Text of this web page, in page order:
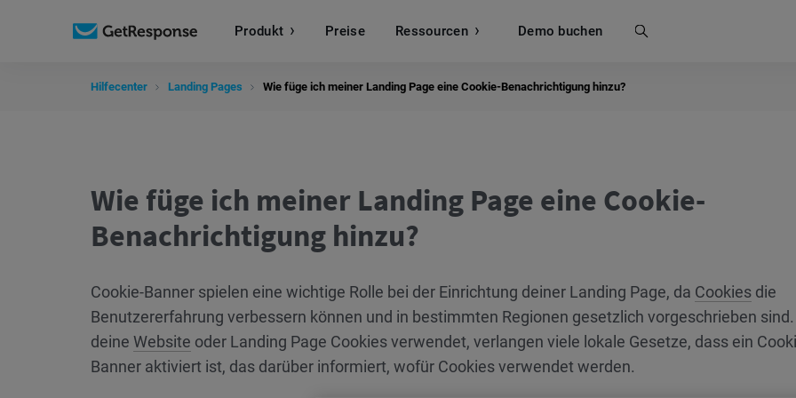
Produkt Preise Ressourcen Demo buchen
Suche
Hilfecenter Landing Pages Wie füge ich meiner Landing Page eine Cookie-Benachrichtigung hinzu?
Wie füge ich meiner Landing Page eine Cookie-
Benachrichtigung hinzu?
Cookie-Banner spielen eine wichtige Rolle bei der Einrichtung deiner Landing Page, da Cookies die
Benutzererfahrung verbessern können und in bestimmten Regionen gesetzlich vorgeschrieben
deine Website oder Landing Page Cookies verwendet, verlangen viele lokale Gesetze, dass ein
Banner aktiviert ist, das darüber informiert, wofür Cookies verwendet werden.